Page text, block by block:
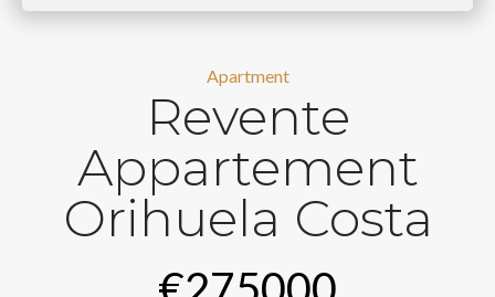
Apartment
Revente
Appartement
Orihuela Costa